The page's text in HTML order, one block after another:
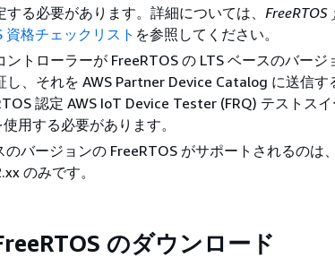
する必要があります。詳細については、
資格チェックリスト を参照してください。
ントローラーが FreeRTOS の LTS ベースのバー
し、それを AWS Partner Device Catalog に送信す
認定 AWS IoT Device Tester (FRQ) テストス
用する必要があります。
のバージョンの FreeRTOS がサポートされるのは
のみです。
のダウンロード